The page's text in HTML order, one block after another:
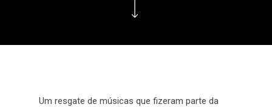
Um resgate de músicas que fizeram parte da